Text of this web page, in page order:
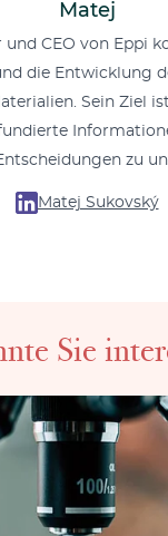
Matej
CEO von Eppi
die Entwicklung
Sein Ziel
zu
Matej Sukovský
Sie